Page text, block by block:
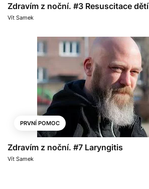
Zdravím z noční. #3 Resuscitace dětí
Vít Samek
PRVNÍ POMOC
Zdravím z noční. #7 Laryngitis
Vít Samek